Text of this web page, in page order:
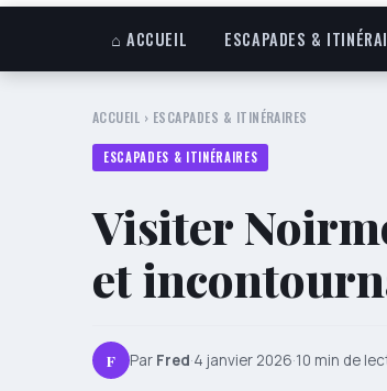
⌂ ACCUEIL ESCAPADES &
ACCUEIL › ESCAPADES & ITINÉRAIRES
ESCAPADES & ITINÉRAIRES
Visiter
et
F Par Fred·4 janvier 2026·10 min de